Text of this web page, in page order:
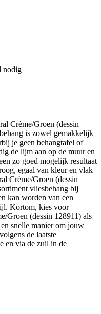
nodig
Crème/Groen (dessin
is zowel gemakkelijk
je geen behangtafel of
de lijm aan op de muur en
zo goed mogelijk resultaat
egaal van kleur en vlak
Crème/Groen (dessin
vliesbehang bij
kan worden van een
Kortom, kies voor
Groen (dessin 128911) als
snelle manier om jouw
de laatste
en via de zuil in de